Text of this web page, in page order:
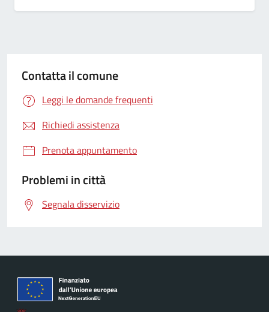
Contatta il comune
Leggi le domande frequenti
Richiedi assistenza
Prenota appuntamento
Problemi in città
Segnala disservizio